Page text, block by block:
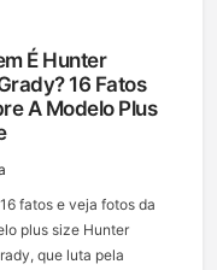
É Hunter
16 Fatos
A Modelo Plus
fatos e veja fotos da
plus size Hunter
que luta pela